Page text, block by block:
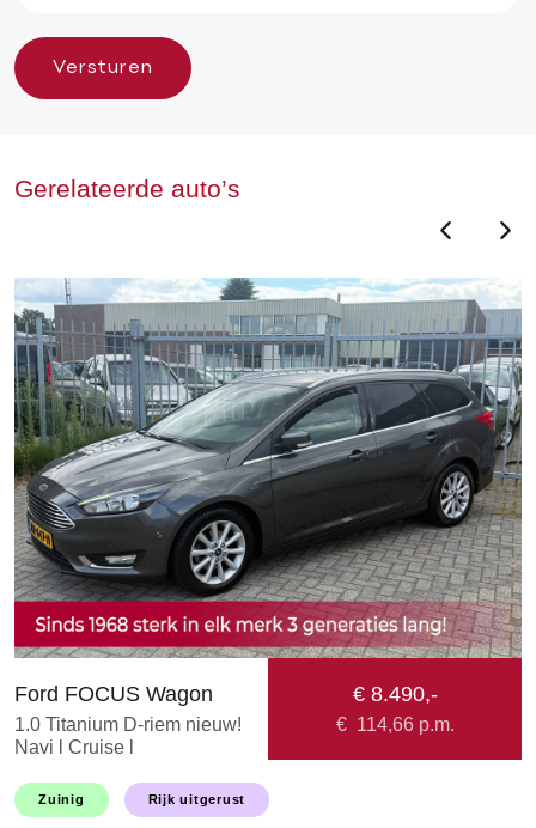
Versturen
Gerelateerde auto’s
Ford FOCUS Wagon
1.0 Titanium D-riem nieuw!
Navi l Cruise l
Keyless l Parkeerhulp l
Trekhaak l TOPSTAAT!
€ 8.490,-
€ 114,66p.m.
Zuinig Rijk uitgerust